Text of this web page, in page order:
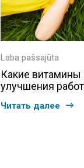
Laba pašsajūta
Какие
улучшения
Читать далее